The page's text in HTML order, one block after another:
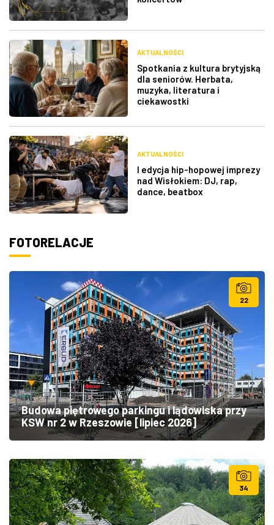
AKTUALNOŚCI
Spotkania z kultura brytyjską
dla seniorów. Herbata,
muzyka, literatura i
ciekawostki
AKTUALNOŚCI
I edycja hip-hopowej imprezy
nad Wisłokiem: DJ, rap,
dance, beatbox
FOTORELACJE
22
Budowa piętrowego parkingu i lądowiska przy
KSW nr 2 w Rzeszowie [lipiec 2026]
34